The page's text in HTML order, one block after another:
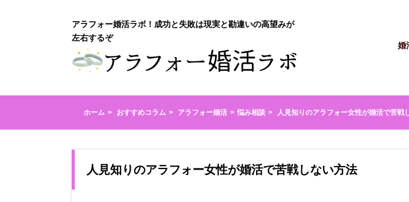
アラフォー婚活ラボ！成功と失敗は現実と勘違いの高望みが
左右するぞ
婚
ホーム おすすめコラム アラフォー婚活 悩み相談 人見知りのアラフォー女性が婚活で苦戦
人見知りのアラフォー女性が婚活で苦戦しない方法